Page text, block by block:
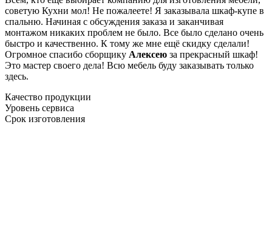
советую Кухни мол! Не пожалеете! Я заказывала шкаф-купе в
спальню. Начиная с обсуждения заказа и заканчивая
монтажом никаких проблем не было. Все было сделано очень
быстро и качественно. К тому же мне ещё скидку сделали!
Огромное спасибо сборщику Алексею за прекрасный шкаф!
Это мастер своего дела! Всю мебель буду заказывать только
здесь.
Качество продукции
Уровень сервиса
Срок изготовления